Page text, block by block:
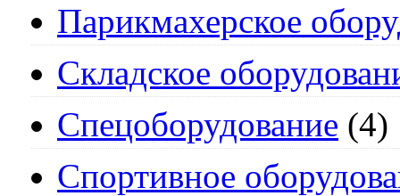
Парикмахерское
Складское
Спецоборудование (4)
Спортивное